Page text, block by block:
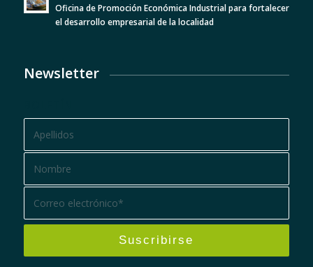
Oficina de Promoción Económica Industrial para fortalecer
el desarrollo empresarial de la localidad
Newsletter